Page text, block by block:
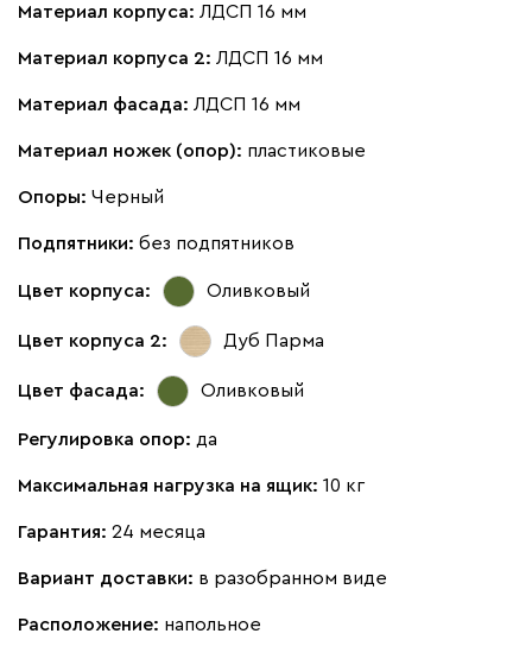
Материал корпуса: ЛДСП 16 мм
Материал корпуса 2: ЛДСП 16 мм
Материал фасада: ЛДСП 16 мм
Материал ножек (опор): пластиковые
Опоры: Черный
Подпятники: без подпятников
Цвет корпуса: Оливковый
Цвет корпуса 2: Дуб Парма
Цвет фасада: Оливковый
Регулировка опор: да
Максимальная нагрузка на ящик: 10 кг
Гарантия: 24 месяца
Вариант доставки: в разобранном виде
Расположение: напольное